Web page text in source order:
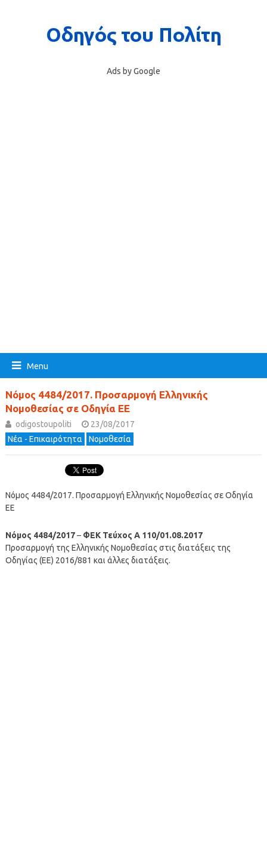
Ads by Google
Menu
Νόμος 4484/2017. Προσαρμογή Ελληνικής
Νομοθεσίας σε Οδηγία ΕΕ
odigostoupoliti
23/08/2017
Νέα - Επικαιρότητα
Νομοθεσία
Νόμος 4484/2017. Προσαρμογή Ελληνικής Νομοθεσίας σε Οδηγία
ΕΕ
Νόμος 4484/2017– ΦΕΚ Τεύχος Α 110/01.08.2017
Προσαρμογή της Ελληνικής Νομοθεσίας στις διατάξεις της
Οδηγίας (ΕΕ) 2016/881 και άλλες διατάξεις.